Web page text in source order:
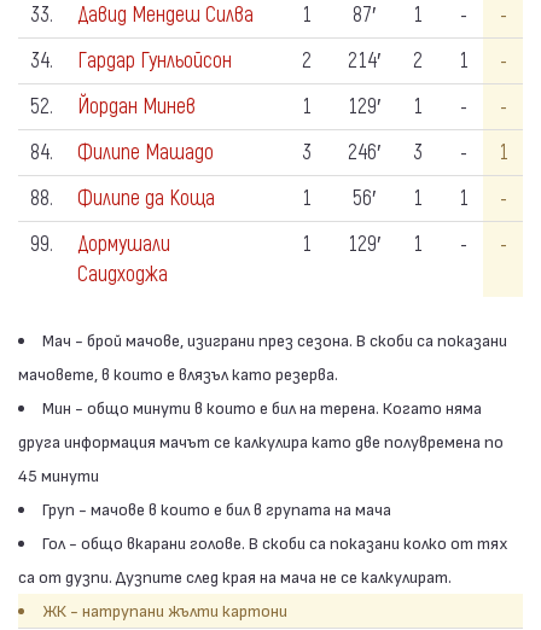
33.
Давид Мендеш Силва 1 87′ 1 -
-
34.
Гардар Гунльойсон 2 214′ 2 1
-
52.
Йордан Минев 1 129′ 1 -
-
84.
Филипе Машадо 3 246′ 3 -
1
88.
Филипе да Коща 1 56′ 1 1
-
99.
Дормушали
Саидходжа
1 129′ 1 - -
Мач - брой мачове, изиграни през сезона. В скоби са показани
мачовете, в които е влязъл като резерва.
Мин - общо минути в които е бил на терена. Когато няма
друга информация мачът се калкулира като две полувремена по
45 минути
Груп - мачове в които е бил в групата на мача
Гол - общо вкарани голове. В скоби са показани колко от тях
са от дузпи. Дузпите след края на мача не се калкулират.
ЖК - натрупани жълти картони